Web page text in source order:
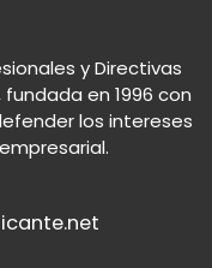
y Directivas
en 1996 con
los intereses